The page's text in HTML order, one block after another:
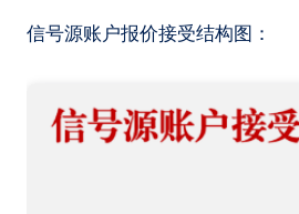
信号源账户报价接受结构图：